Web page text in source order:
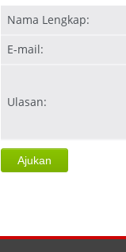
Nama Lengkap:
E-mail:
Ulasan: